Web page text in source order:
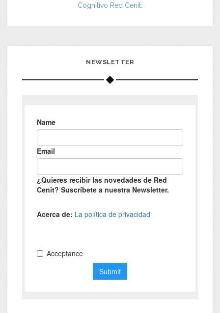
Cognitivo Red Cenit.
NEWSLETTER